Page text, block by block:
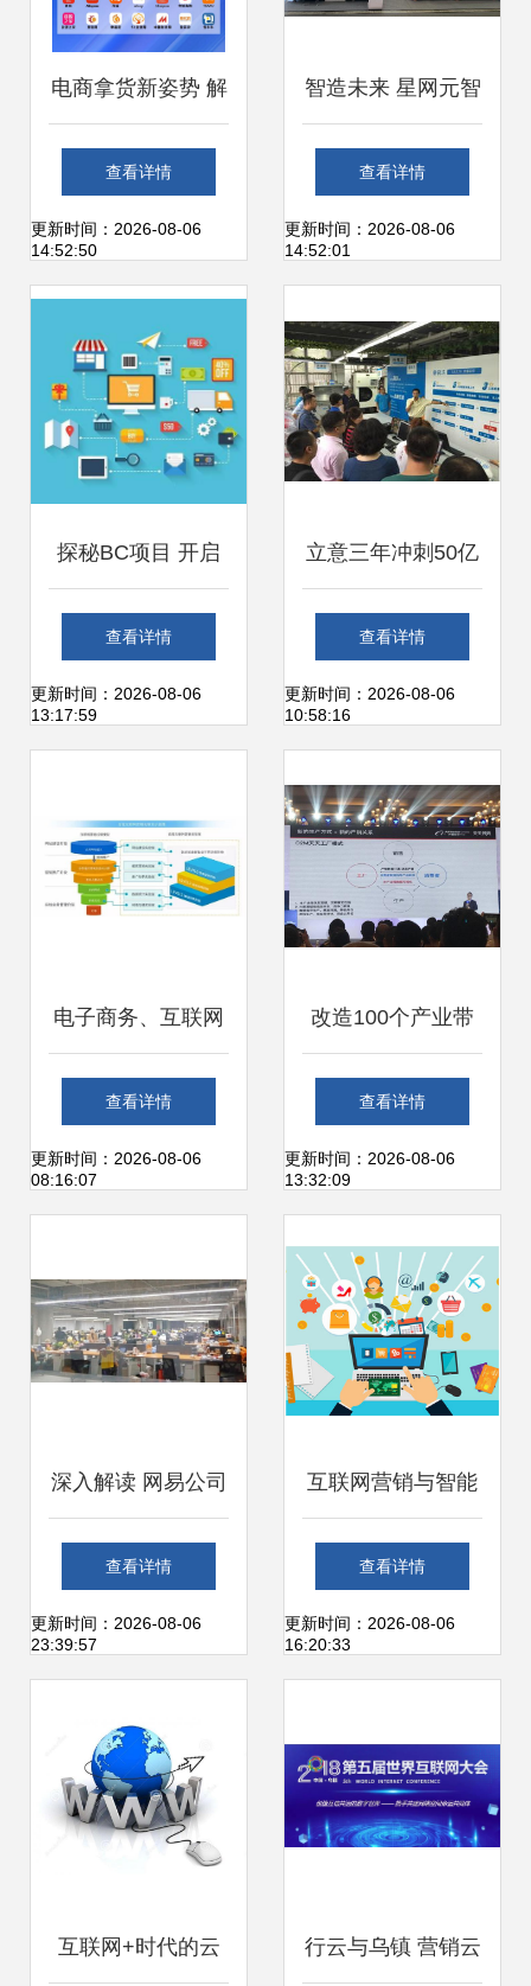
电商拿货新姿势 解
锁全品类供应链的
秘密武器
查看详情
更新时间：2026-08-06
14:52:50
智造未来 星网元智
如何重新定义智能
化销售范式
查看详情
更新时间：2026-08-06
14:52:01
探秘BC项目 开启
电子商务的全新疆
域
查看详情
更新时间：2026-08-06
13:17:59
立意三年冲刺50亿
营收 中欧专家齐聚
e袋洗京城总部，
图景
查看详情
更新时间：2026-08-06
10:58:16
电子商务、互联网
营销方向与互联网
销售的深度解析
查看详情
更新时间：2026-08-06
08:16:07
改造100个产业带
淘宝天天工厂给自
己出了一道“互
查看详情
更新时间：2026-08-06
13:32:09
深入解读 网易公司
参访纪实——解码
网易品牌战略、新
销售逻辑
查看详情
更新时间：2026-08-06
23:39:57
互联网营销与智能
财会 数字化时代的
销售新思维
查看详情
更新时间：2026-08-06
16:20:33
互联网+时代的云 行云与乌镇 营销云